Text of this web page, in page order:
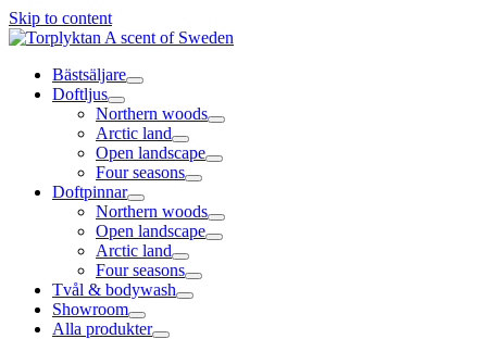
Skip to content
Bästsäljare
Doftljus
Northern woods
Arctic land
Open landscape
Four seasons
Doftpinnar
Northern woods
Open landscape
Arctic land
Four seasons
Tvål & bodywash
Showroom
Alla produkter